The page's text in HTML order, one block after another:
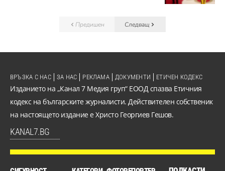
Предишен Следващ
Изданието на „Канал 7 Медия груп“ ЕООД спазва Етичния
кодекс на българските журналисти. Действителен собственик
на настоящето издание е Христо Георгиев Гешов.
KANAL7.BG
ВРЪЗКА С НАС ЗА НАС РЕКЛАМА ДОКУМЕНТИ ЕТИЧЕН КОДЕКС